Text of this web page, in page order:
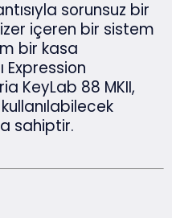
sorunsuz bir
içeren bir sistem
bir kasa
Expression
KeyLab 88 MKII,
sahiptir.